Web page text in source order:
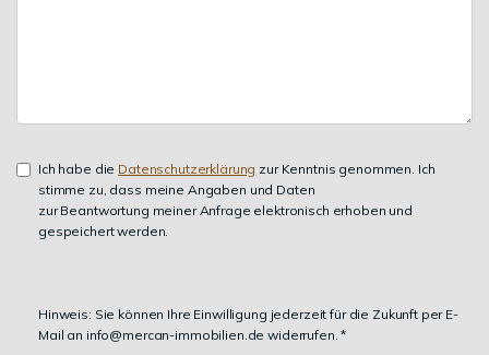
Ich habe die Datenschutzerklärung zur Kenntnis genommen. Ich
stimme zu, dass meine Angaben und Daten
zur Beantwortung meiner Anfrage elektronisch erhoben und
gespeichert werden.
Hinweis: Sie können Ihre Einwilligung jederzeit für die Zukunft per E-
Mail an info@mercan-immobilien.de widerrufen. *